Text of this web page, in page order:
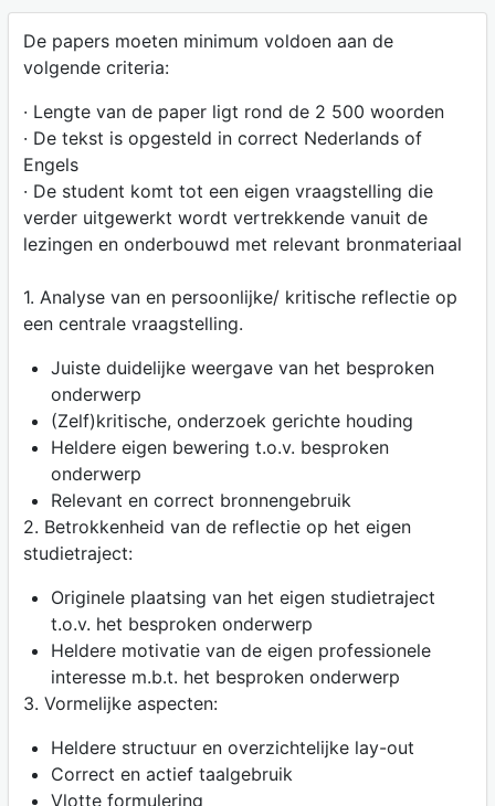
De papers moeten minimum voldoen aan de
volgende criteria:
· Lengte van de paper ligt rond de 2 500 woorden
· De tekst is opgesteld in correct Nederlands of
Engels
· De student komt tot een eigen vraagstelling die
verder uitgewerkt wordt vertrekkende vanuit de
lezingen en onderbouwd met relevant bronmateriaal
1. Analyse van en persoonlijke/ kritische reflectie op
een centrale vraagstelling.
Juiste duidelijke weergave van het besproken
onderwerp
(Zelf)kritische, onderzoek gerichte houding
Heldere eigen bewering t.o.v. besproken
onderwerp
Relevant en correct bronnengebruik
2. Betrokkenheid van de reflectie op het eigen
studietraject:
Originele plaatsing van het eigen studietraject
t.o.v. het besproken onderwerp
Heldere motivatie van de eigen professionele
interesse m.b.t. het besproken onderwerp
3. Vormelijke aspecten:
Heldere structuur en overzichtelijke lay-out
Correct en actief taalgebruik
Vlotte formulering